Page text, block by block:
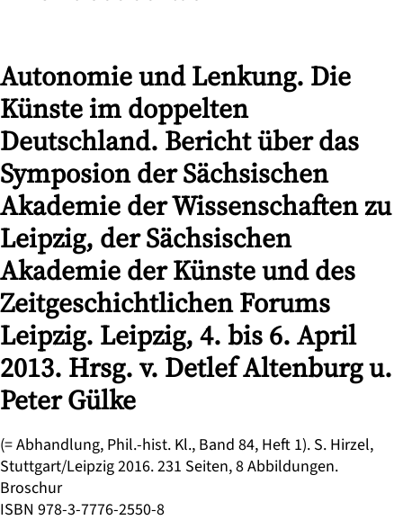
Autonomie und Lenkung. Die
Künste im doppelten
Deutschland. Bericht über das
Symposion der Sächsischen
Akademie der Wissenschaften zu
Leipzig, der Sächsischen
Akademie der Künste und des
Zeitgeschichtlichen Forums
Leipzig. Leipzig, 4. bis 6. April
2013. Hrsg. v. Detlef Altenburg u.
Peter Gülke
(= Abhandlung, Phil.-hist. Kl., Band 84, Heft 1). S. Hirzel,
Stuttgart/Leipzig 2016. 231 Seiten, 8 Abbildungen.
Broschur
ISBN 978-3-7776-2550-8